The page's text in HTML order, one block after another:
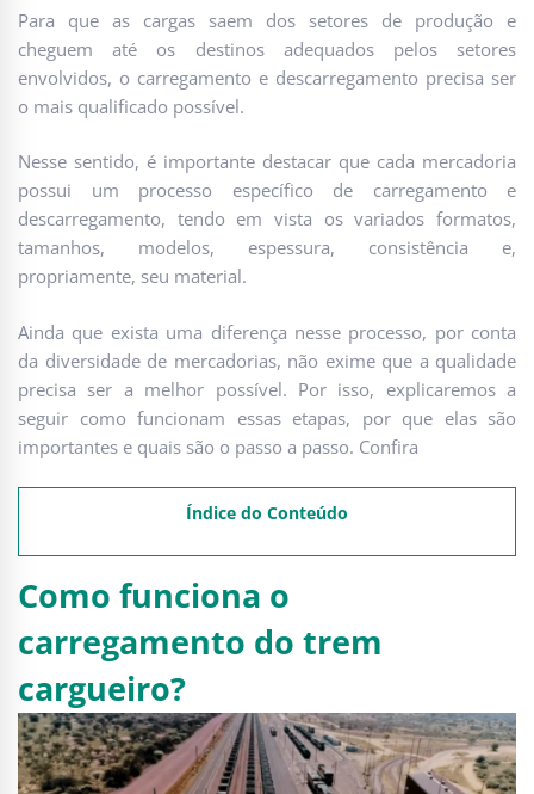
Para que as cargas saem dos setores de produção e
cheguem até os destinos adequados pelos setores
envolvidos, o carregamento e descarregamento precisa ser
o mais qualificado possível.
Nesse sentido, é importante destacar que cada mercadoria
possui um processo específico de carregamento e
descarregamento, tendo em vista os variados formatos,
tamanhos, modelos, espessura, consistência e,
propriamente, seu material.
Ainda que exista uma diferença nesse processo, por conta
da diversidade de mercadorias, não exime que a qualidade
precisa ser a melhor possível. Por isso, explicaremos a
seguir como funcionam essas etapas, por que elas são
importantes e quais são o passo a passo. Confira
Índice do Conteúdo
Como funciona o
carregamento do trem
cargueiro?